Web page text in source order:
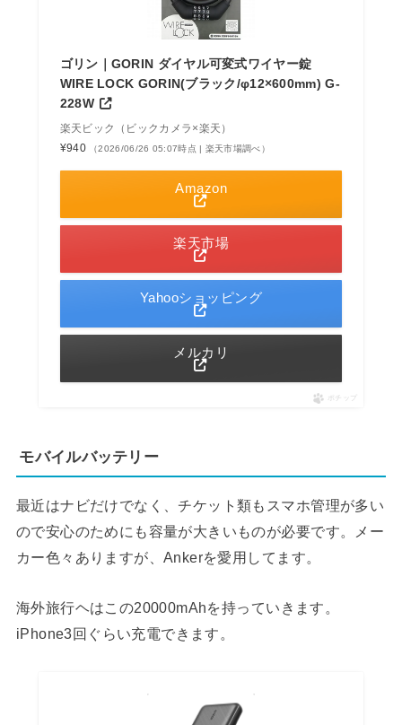
ゴリン｜GORIN ダイヤル可変式ワイヤー錠
WIRE LOCK GORIN(ブラック/φ12×600mm) G-
228W
楽天ビック（ビックカメラ×楽天）
¥940
（2026/06/26 05:07時点 | 楽天市場調べ）
Amazon
楽天市場
Yahooショッピング
メルカリ
ポチップ
モバイルバッテリー
最近はナビだけでなく、チケット類もスマホ管理が多い
ので安心のためにも容量が大きいものが必要です。メー
カー色々ありますが、Ankerを愛用してます。
海外旅行ヘはこの20000mAhを持っていきます。
iPhone3回ぐらい充電できます。